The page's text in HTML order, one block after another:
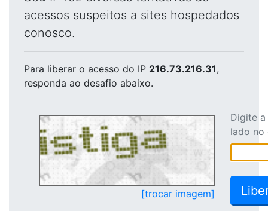
acessos suspeitos a sites hospedados
conosco.
Para liberar o acesso do IP 216.73.216.31,
responda ao desafio abaixo.
[trocar imagem]
Digite
lado no